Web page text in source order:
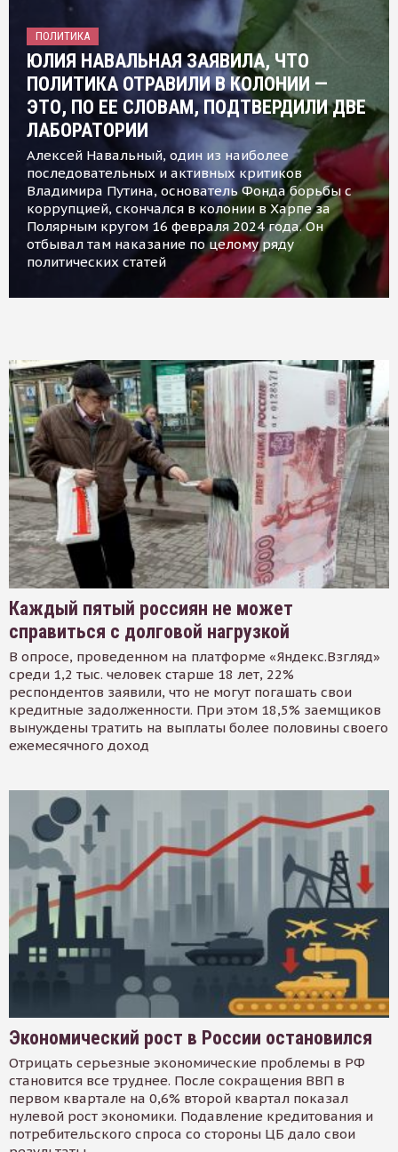
ПОЛИТИКА
ЮЛИЯ НАВАЛЬНАЯ ЗАЯВИЛА, ЧТО
ПОЛИТИКА ОТРАВИЛИ В КОЛОНИИ —
ЭТО, ПО ЕЕ СЛОВАМ, ПОДТВЕРДИЛИ ДВЕ
ЛАБОРАТОРИИ
Алексей Навальный, один из наиболее
последовательных и активных критиков
Владимира Путина, основатель Фонда борьбы с
коррупцией, скончался в колонии в Харпе за
Полярным кругом 16 февраля 2024 года. Он
отбывал там наказание по целому ряду
политических статей
Каждый пятый россиян не может
справиться с долговой нагрузкой
В опросе, проведенном на платформе «Яндекс.Взгляд»
среди 1,2 тыс. человек старше 18 лет, 22%
респондентов заявили, что не могут погашать свои
кредитные задолженности. При этом 18,5% заемщиков
вынуждены тратить на выплаты более половины своего
ежемесячного доход
Экономический рост в России остановился
Отрицать серьезные экономические проблемы в РФ
становится все труднее. После сокращения ВВП в
первом квартале на 0,6% второй квартал показал
нулевой рост экономики. Подавление кредитования и
потребительского спроса со стороны ЦБ дало свои